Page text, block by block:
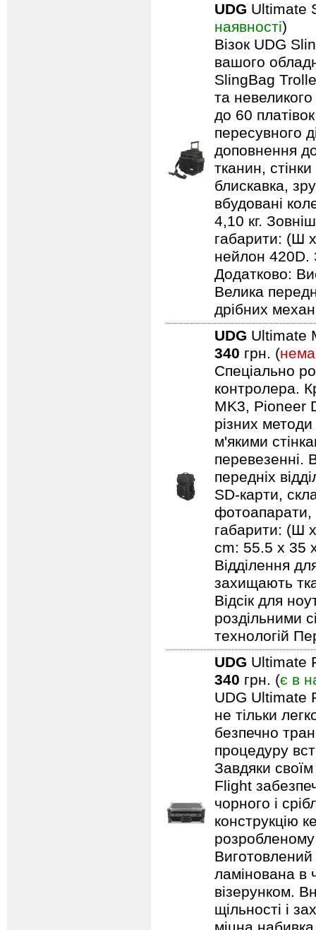
UDG Ultimate
наявності)
Візок UDG
вашого
SlingBag
та
до 60
пересувного
доповнення
тканин,
блискавка,
вбудовані
4,10 кг.
габарити: (Ш
нейлон 420D.
Додатково:
Велика
дрібних
UDG Ultimate
340 грн. (
Спеціально
контролера.
MK3, Pioneer
різних
м'якими
перевезенні.
передніх
SD-карти,
фотоапарати,
габарити: (Ш
cm: 55.5 x 35
Відділення
захищають
Відсік для
роздільними
технологій
UDG Ultimate
340 грн. (є в
UDG Ultimate
не тільки
безпечно
процедуру
Завдяки
Flight
чорного і
конструкцію
ламінована в
візерунком.
щільності і